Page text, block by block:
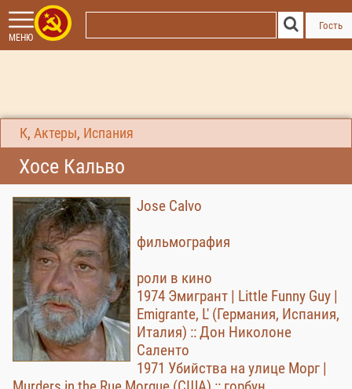
1971 Убийства на улице Морг | Murders in the Rue Morgue (США) ::
горбун'>1971 Убийства на улице Морг | Murders in the Rue Morgue
(США) :: горбун' />
МЕНЮ
Гость
К, Актеры, Испания
Хосе Кальво
Jose Calvo
фильмография
роли в кино
1974 Эмигрант | Little Funny Guy |
Emigrante, L' (Германия, Испания,
Италия) :: Дон Николоне
Саленто
1971 Убийства на улице Морг |